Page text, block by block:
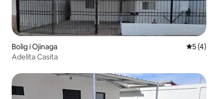
Bolig i Ojinaga 5 ud af 5
5 (4)
Adelita Casita